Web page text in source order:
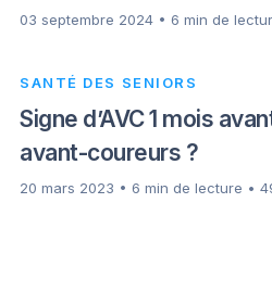
03 septembre 2024 • 6 min de
SANTÉ DES SENIORS
Signe d’AVC 1 mois
avant-coureurs ?
20 mars 2023 • 6 min de lecture •